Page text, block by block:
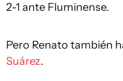
2-1 ante Fluminense.
Pero Renato también
Suárez.